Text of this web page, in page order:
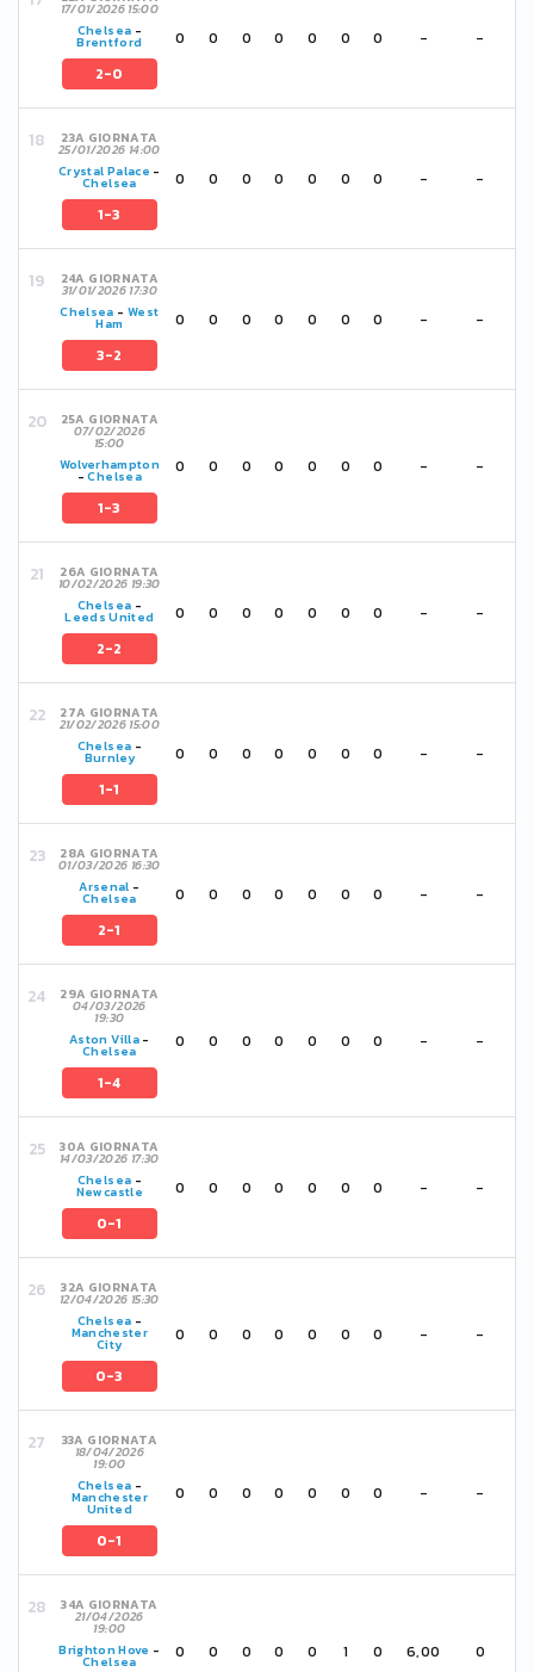
17/01/2026 15:00
Chelsea -
Brentford
2-0
0 0 0 0 0 0 0 - -
23A GIORNATA
25/01/2026 14:00
Crystal Palace -
Chelsea
1-3
0 0 0 0 0 0 0 - -
24A GIORNATA
31/01/2026 17:30
Chelsea - West
Ham
3-2
0 0 0 0 0 0 0 - -
25A GIORNATA
07/02/2026
15:00
Wolverhampton
-Chelsea
1-3
0 0 0 0 0 0 0 - -
26A GIORNATA
10/02/2026 19:30
Chelsea -
Leeds United
2-2
0 0 0 0 0 0 0 - -
27A GIORNATA
21/02/2026 15:00
Chelsea -
Burnley
1-1
0 0 0 0 0 0 0 - -
28A GIORNATA
01/03/2026 16:30
Arsenal -
Chelsea
2-1
0 0 0 0 0 0 0 - -
29A GIORNATA
04/03/2026
19:30
Aston Villa-
Chelsea
1-4
0 0 0 0 0 0 0 - -
30A GIORNATA
14/03/2026 17:30
Chelsea -
Newcastle
0-1
0 0 0 0 0 0 0 - -
32A GIORNATA
12/04/2026 15:30
Chelsea -
Manchester
City
0-3
0 0 0 0 0 0 0 - -
33A GIORNATA
18/04/2026
19:00
Chelsea -
Manchester
United
0-1
0 0 0 0 0 0 0 - -
34A GIORNATA
21/04/2026
19:00
Brighton Hove -
Chelsea 0 0 0 0 0 1 0 6,00 0